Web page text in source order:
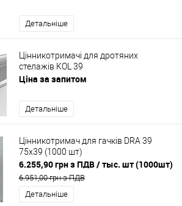
Детальніше
Цінникотримачі для дротяних
стелажів KOL 39
Ціна за запитом
Детальніше
Цінникотримач для гачків DRA 39
75х39 (1000 шт)
6.255,90 грн з ПДВ/ тыс. шт (1000шт)
6.951,00 грн з ПДВ
Детальніше